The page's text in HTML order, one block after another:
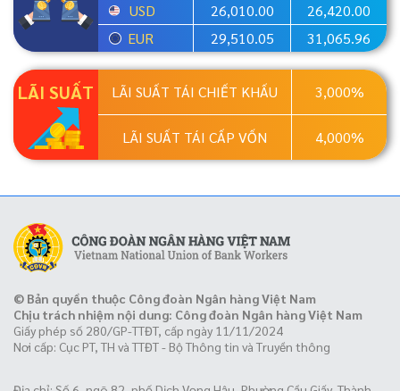
USD
26,010.00
26,420.00
EUR
29,510.05 31,065.96
LÃI SUẤT LÃI SUẤT TÁI CHIẾT KHẤU 3,000%
LÃI SUẤT TÁI CẤP VỐN 4,000%
© Bản quyền thuộc Công đoàn Ngân hàng Việt Nam
Chịu trách nhiệm nội dung: Công đoàn Ngân hàng Việt Nam
Giấy phép số 280/GP-TTĐT, cấp ngày 11/11/2024
Nơi cấp: Cục PT, TH và TTĐT - Bộ Thông tin và Truyền thông